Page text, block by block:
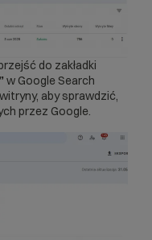
do zakładki
w Google Search
aby sprawdzić,
przez Google.